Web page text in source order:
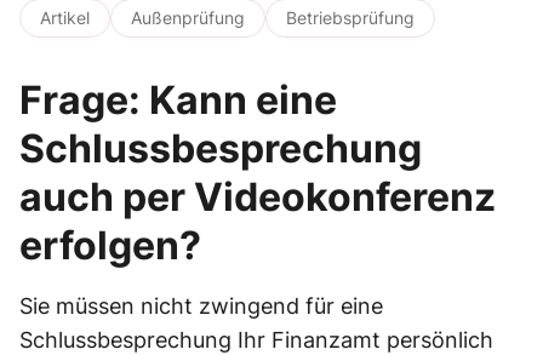
Artikel Außenprüfung Betriebsprüfung
Frage: Kann eine
Schlussbesprechung
auch per Videokonferenz
erfolgen?
Sie müssen nicht zwingend für eine
Schlussbesprechung Ihr Finanzamt persönlich